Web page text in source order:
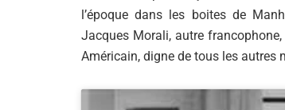
l’époque dans les boites de
Jacques Morali, autre
Américain, digne de tous les autres